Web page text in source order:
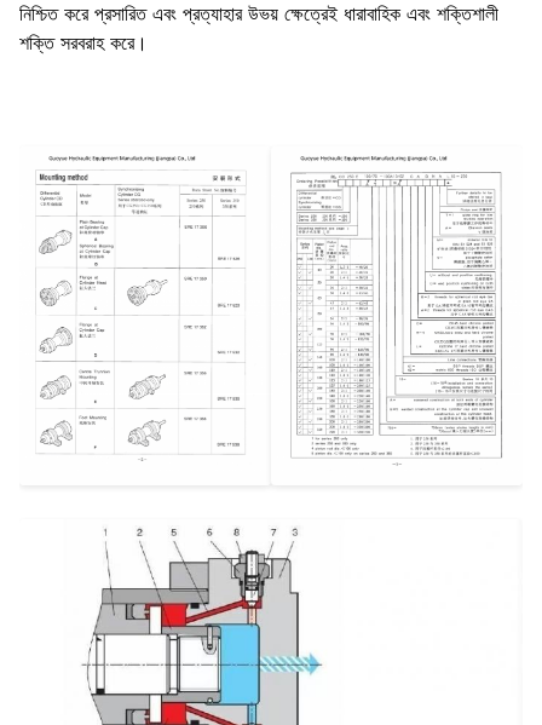
নিশ্চিত করে প্রসারিত এবং প্রত্যাহার উভয় ক্ষেত্রেই ধারাবাহিক এবং শক্তিশালী
শক্তি সরবরাহ করে।